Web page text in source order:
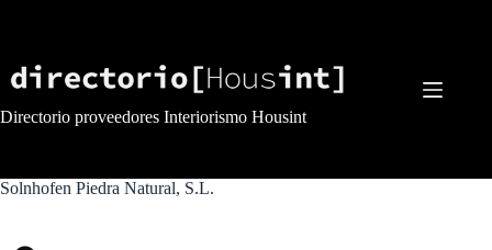
Directorio proveedores Interiorismo Housint
Solnhofen Piedra Natural, S.L.